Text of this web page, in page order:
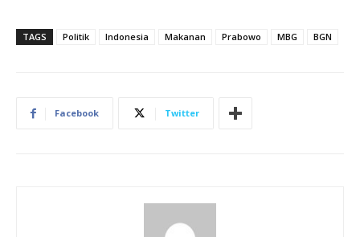
TAGS Politik Indonesia Makanan Prabowo MBG BGN
Facebook Twitter